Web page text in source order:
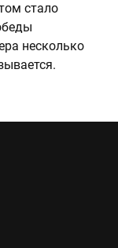
стало
несколько